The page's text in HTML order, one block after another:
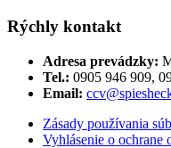
Rýchly kontakt
Adresa prevádzky:
Tel.: 0905 946 909,
Email:
Zásady používania
Vyhlásenie o ochrane